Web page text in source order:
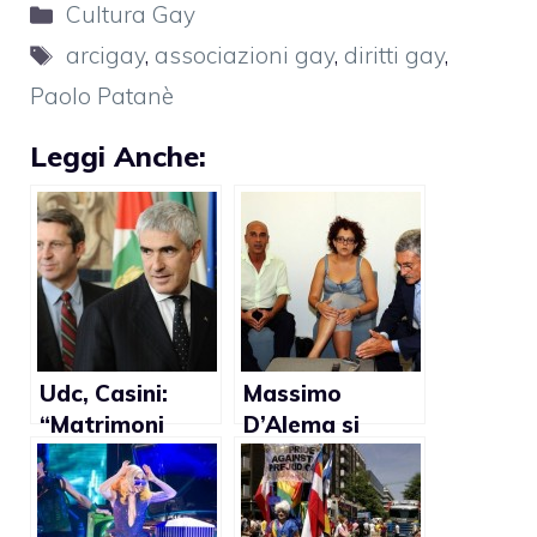
Categorie
Cultura Gay
Tag
arcigay, associazioni gay, diritti gay,
Paolo Patanè
Leggi Anche:
Udc, Casini:
“Matrimoni
gay? Incivili”
Massimo
D’Alema si
scusa:
“Ragionevole
compromesso